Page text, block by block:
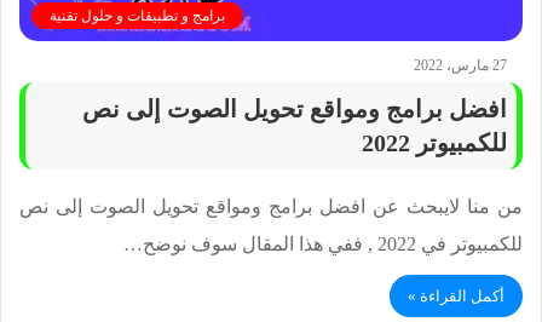
برامج و تطبيقات و حلول تقنية
27 مارس، 2022
افضل برامج ومواقع تحويل الصوت إلى نص
للكمبيوتر 2022
من منا لايبحث عن افضل برامج ومواقع تحويل الصوت إلى نص
للكمبيوتر في 2022 , ففي هذا المقال سوف نوضح…
أكمل القراءة »